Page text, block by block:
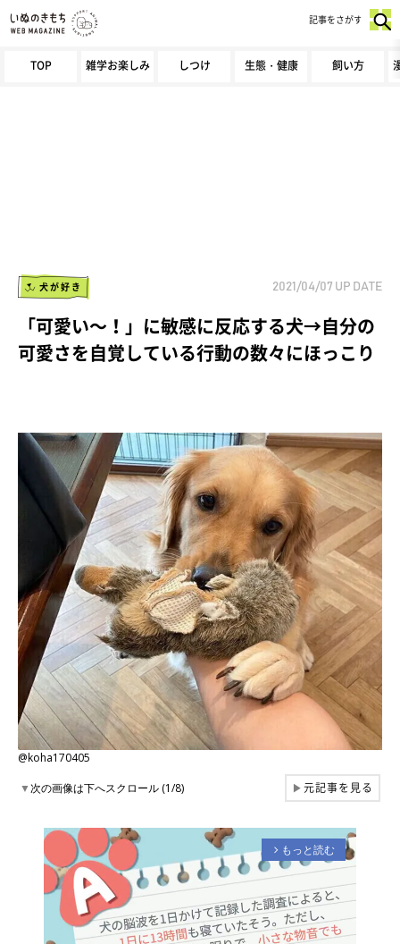
TOP 雑学お楽しみ しつけ 生態・健康 飼い方
記事をさがす
犬が好き 2021/04/07 UP DATE
「可愛い～！」に敏感に反応する犬→自分の
可愛さを自覚している行動の数々にほっこり
@koha170405
▼次の画像は下へスクロール (1/8) ▶元記事を見る
arrow_forward_ios もっと読む